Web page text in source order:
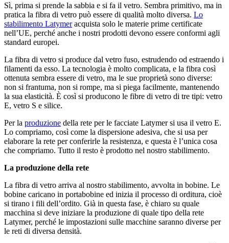
Sì, prima si prende la sabbia e si fa il vetro. Sembra primitivo, ma in
pratica la fibra di vetro può essere di qualità molto diversa. Lo
stabilimento Latymeracquista solo le materie prime certificate
nell’UE, perché anche i nostri prodotti devono essere conformi agli
standard europei.
La fibra di vetro si produce dal vetro fuso, estrudendo od estraendo i
filamenti da esso. La tecnologia è molto complicata, e la fibra così
ottenuta sembra essere di vetro, ma le sue proprietà sono diverse:
non si frantuma, non si rompe, ma si piega facilmente, mantenendo
la sua elasticità. È così si producono le fibre di vetro di tre tipi: vetro
E, vetro S e silice.
Per la produzione della rete per le facciate Latymer si usa il vetro E.
Lo compriamo, così come la dispersione adesiva, che si usa per
elaborare la rete per conferirle la resistenza, e questa è l’unica cosa
che compriamo. Tutto il resto è prodotto nel nostro stabilimento.
La produzione della rete
La fibra di vetro arriva al nostro stabilimento, avvolta in bobine. Le
bobine caricano in portabobine ed inizia il processo di orditura, cioè
si tirano i fili dell’ordito. Già in questa fase, è chiaro su quale
macchina si deve iniziare la produzione di quale tipo della rete
Latymer, perché le impostazioni sulle macchine saranno diverse per
le reti di diversa densità.